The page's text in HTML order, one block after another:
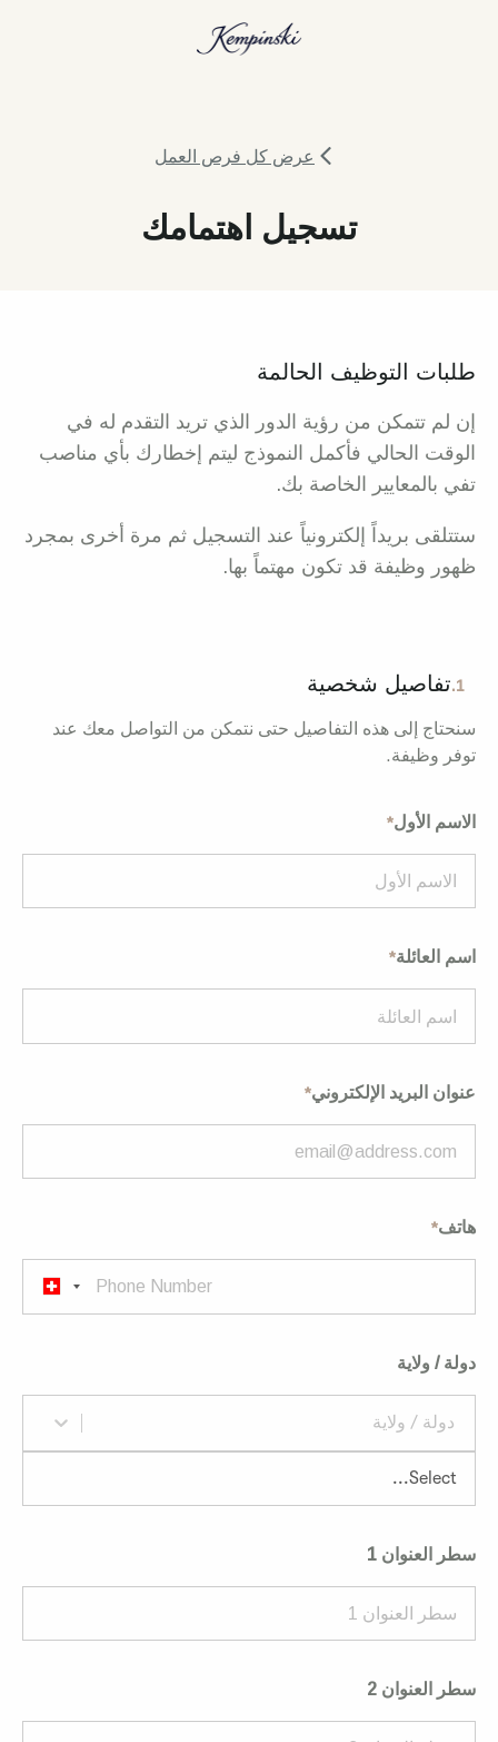
عرض كل فرص العمل
تسجيل اهتمامك
طلبات التوظيف الحالمة
إن لم تتمكن من رؤية الدور الذي تريد التقدم له في
الوقت الحالي فأكمل النموذج ليتم إخطارك بأي مناصب
تفي بالمعايير الخاصة بك.
ستتلقى بريداً إلكترونياً عند التسجيل ثم مرة أخرى بمجرد
ظهور وظيفة قد تكون مهتماً بها.
1. تفاصيل شخصية
سنحتاج إلى هذه التفاصيل حتى نتمكن من التواصل معك عند
توفر وظيفة.
الاسم الأول
اسم العائلة
عنوان البريد الإلكتروني
هاتف
دولة / ولاية
دولة / ولاية
سطر العنوان 1
سطر العنوان 2